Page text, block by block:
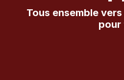
Tous ensemble
pour